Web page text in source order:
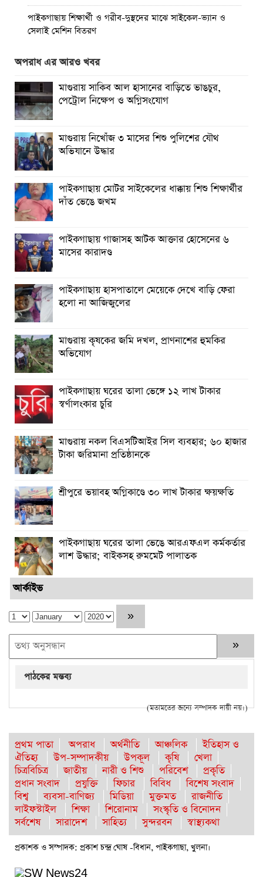
পাইকগাছায় শিক্ষার্থী ও গরীব-দুস্থদের মাঝে সাইকেল-ভ্যান ও
সেলাই মেশিন বিতরণ
পাইকগাছায় জুলাই উদযাপন উপলক্ষে বিএনপির আনন্দ মিছিল ও
সমাবেশ
পাইকগাছায় জুলাই গণঅভ্যুত্থান দিবস পালিত
মাগুরায় জুলাই গণঅভ্যুত্থান দিবস পালিত
বর্ষার প্রকৃতি রাঙিয়ে তুলেছে কদম ফুল
অপরাধ এর আরও খবর
মাগুরায় সাকিব আল হাসানের বাড়িতে ভাঙচুর,
পেট্রোল নিক্ষেপ ও অগ্নিসংযোগ
মাগুরায় নিখোঁজ ৩ মাসের শিশু পুলিশের যৌথ
অভিযানে উদ্ধার
পাইকগাছায় মোটর সাইকেলের ধাক্কায় শিশু শিক্ষার্থীর
দাঁত ভেঙে জখম
পাইকগাছায় গাজাসহ আটক আক্তার হোসেনের ৬
মাসের কারাদণ্ড
পাইকগাছায় হাসপাতালে মেয়েকে দেখে বাড়ি ফেরা
হলো না আজিজুলের
মাগুরায় কৃষকের জমি দখল, প্রাণনাশের হুমকির
অভিযোগ
পাইকগাছায় ঘরের তালা ভেঙ্গে ১২ লাখ টাকার
স্বর্ণালংকার চুরি
মাগুরায় নকল বিএসটিআইর সিল ব্যবহার; ৬০ হাজার
টাকা জরিমানা প্রতিষ্ঠানকে
শ্রীপুরে ভয়াবহ অগ্নিকাণ্ডে ৩০ লাখ টাকার ক্ষয়ক্ষতি
পাইকগাছায় ঘরের তালা ভেঙে আরএফএল কর্মকর্তার
লাশ উদ্ধার; বাইকসহ রুমমেট পালাতক
আর্কাইভ
পাঠকের মন্তব্য
(মতামতের জন্যে সম্পাদক দায়ী নয়।)
প্রথম পাতা অপরাধ অর্থনীতি আঞ্চলিক
ইতিহাস ও
ঐতিহ্য
উপ-সম্পাদকীয় উপকূল কৃষি
খেলা
চিত্রবিচিত্র
জাতীয় নারী ও শিশু পরিবেশ
প্রকৃতি
প্রধান সংবাদ
প্রযুক্তি ফিচার বিবিধ
বিশেষ সংবাদ
বিশ্ব
ব্যবসা-বাণিজ্য মিডিয়া মুক্তমত
রাজনীতি
লাইফস্টাইল
শিক্ষা শিরোনাম
সংস্কৃতি ও বিনোদন
সর্বশেষ
সারাদেশ সাহিত্য সুন্দরবন স্বাস্থ্যকথা
প্রকাশক ও সম্পাদক: প্রকাশ চন্দ্র ঘোষ -বিধান, পাইকগাছা, খুলনা।